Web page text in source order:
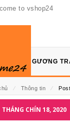
to vshop24
GƯƠNG
⁄ Thông tin ⁄
THÁNG CHÍN 18, 2020